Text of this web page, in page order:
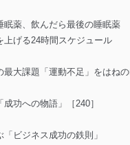
眠薬、飲んだら最後の睡眠薬
上げる24時間スケジュール
最大課題「運動不足」をはねの
功への物語」［240］
ビジネス成功の鉄則」